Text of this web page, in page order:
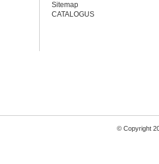
Sitemap
CATALOGUS
© Copyright